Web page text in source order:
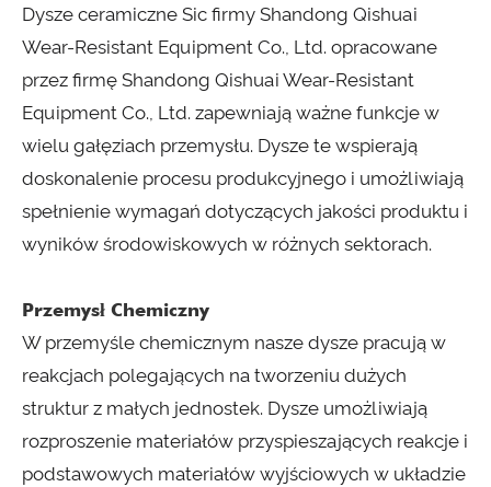
Dysze ceramiczne Sic firmy Shandong Qishuai
Wear-Resistant Equipment Co., Ltd. opracowane
przez firmę Shandong Qishuai Wear-Resistant
Equipment Co., Ltd. zapewniają ważne funkcje w
wielu gałęziach przemysłu. Dysze te wspierają
doskonalenie procesu produkcyjnego i umożliwiają
spełnienie wymagań dotyczących jakości produktu i
wyników środowiskowych w różnych sektorach.
Przemysł Chemiczny
W przemyśle chemicznym nasze dysze pracują w
reakcjach polegających na tworzeniu dużych
struktur z małych jednostek. Dysze umożliwiają
rozproszenie materiałów przyspieszających reakcje i
podstawowych materiałów wyjściowych w układzie